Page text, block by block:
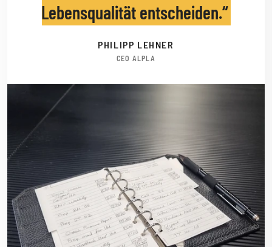
Lebensqualität entscheiden.
PHILIPP LEHNER
CEO ALPLA